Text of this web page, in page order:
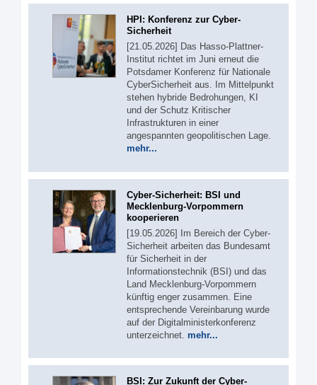
HPI: Konferenz zur Cyber-
Sicherheit
[21.05.2026] Das Hasso-Plattner-
Institut richtet im Juni erneut die
Potsdamer Konferenz für Nationale
CyberSicherheit aus. Im Mittelpunkt
stehen hybride Bedrohungen, KI
und der Schutz Kritischer
Infrastrukturen in einer
angespannten geopolitischen Lage.
mehr...
Cyber-Sicherheit: BSI und
Mecklenburg-Vorpommern
kooperieren
[19.05.2026] Im Bereich der Cyber-
Sicherheit arbeiten das Bundesamt
für Sicherheit in der
Informationstechnik (BSI) und das
Land Mecklenburg-Vorpommern
künftig enger zusammen. Eine
entsprechende Vereinbarung wurde
auf der Digitalministerkonferenz
unterzeichnet. mehr...
BSI: Zur Zukunft der Cyber-